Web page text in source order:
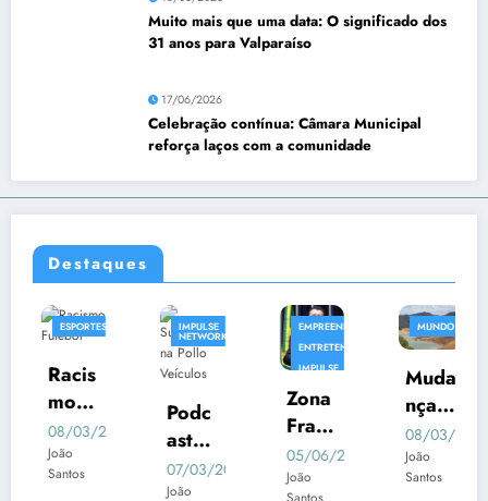
Muito mais que uma data: O significado dos
31 anos para Valparaíso
17/06/2026
Celebração contínua: Câmara Municipal
reforça laços com a comunidade
Destaques
ESPORTES
Racis
mo
na
Liber
tador
08/03/2025
João
Santos
IMPULSE
NETWORK
Podc
ast
Impul
se
07/03/2025
João
EMPREENDIMENTO
ENTRETENIMENTO
IMPULSE
NOTICIA
Zona
Franc
a na
Regi
05/06/2025
João
MUNDO
Muda
nças
Clim
ática
s:
08/03/2025
João
Santos